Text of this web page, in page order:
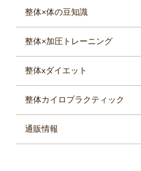
整体×体の豆知識
整体×加圧トレーニング
整体xダイエット
整体カイロプラクティック
通販情報